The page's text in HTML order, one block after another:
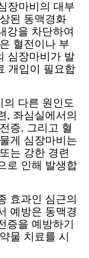
장마비의 대부
된 동맥경화
강을 차단하여
혈전이나 부
심장마비가 발
개입이 필요합
의 다른 원인도
, 좌심실에서의
증, 그리고 혈
게 심장마비는
는 강한 경련
로 인해 발생합
효과인 심근의
예방은 동맥경
증을 예방하기
물 치료를 시